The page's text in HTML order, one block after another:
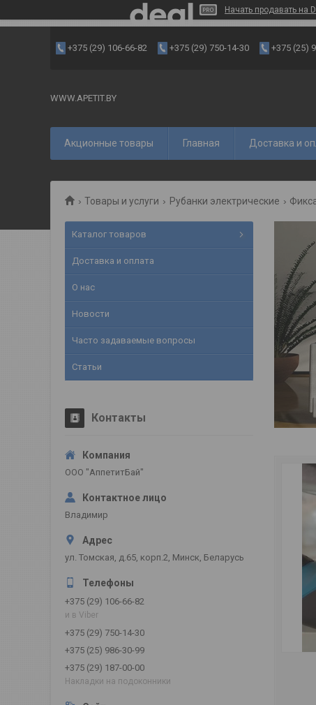
Начать продавать на
+375 (29) 106-66-82 +375 (29) 750-14-30 +375 (25)
WWW.APETIT.BY
Акционные товары Главная Доставка и
Товары и услуги Рубанки электрические
Каталог товаров
Доставка и оплата
О нас
Новости
Часто задаваемые вопросы
Статьи
Контакты
ООО "АппетитБай"
Владимир
ул. Томская, д.65, корп.2, Минск, Беларусь
+375 (29) 106-66-82
и в Viber
+375 (29) 750-14-30
+375 (25) 986-30-99
+375 (29) 187-00-00
Накладки на подоконники